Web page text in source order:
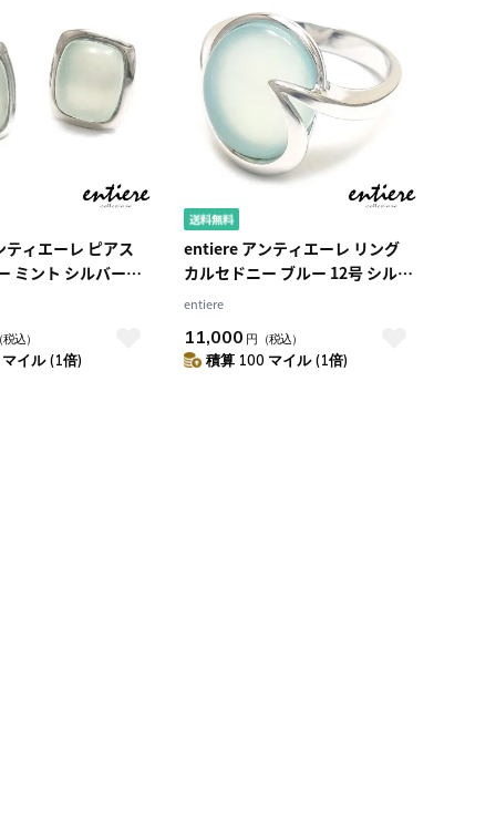
ィエーレ ピアス
ミント シルバー
込）
イル (1倍)
entiere アンティエーレ リング
カルセドニー ブルー 12号 シルバ
ー925 ロジウムメッキ レディー
entiere
11,000 円 （税込）
積算 100 マイル (1倍)